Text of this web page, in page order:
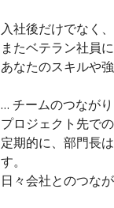
入社後だけでなく
またベテラン社員
あなたのスキルや
… チームのつなが
プロジェクト先で
定期的に、部門長
す。
日々会社とのつな